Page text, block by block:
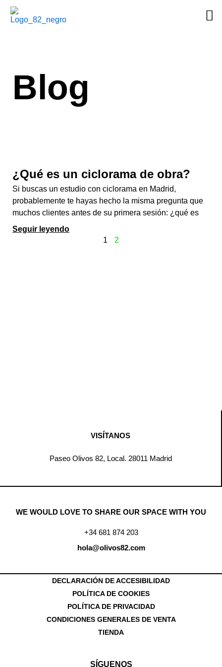
contenido
Blog
¿Qué es un ciclorama de obra?
Si buscas un estudio con ciclorama en Madrid,
probablemente te hayas hecho la misma pregunta que
muchos clientes antes de su primera sesión: ¿qué es
Seguir leyendo
1 2
VISÍTANOS
Paseo Olivos 82, Local. 28011 Madrid
WE WOULD LOVE TO SHARE OUR SPACE WITH YOU
+34 681 874 203
hola@olivos82.com
DECLARACIÓN DE ACCESIBILIDAD
POLÍTICA DE COOKIES
POLÍTICA DE PRIVACIDAD
CONDICIONES GENERALES DE VENTA
TIENDA
SÍGUENOS